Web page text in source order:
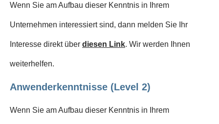
Wenn Sie am Aufbau dieser Kenntnis in Ihrem
Unternehmen interessiert sind, dann melden Sie Ihr
Interesse direkt über diesen Link. Wir werden Ihnen
weiterhelfen.
Anwenderkenntnisse (Level 2)
Wenn Sie am Aufbau dieser Kenntnis in Ihrem